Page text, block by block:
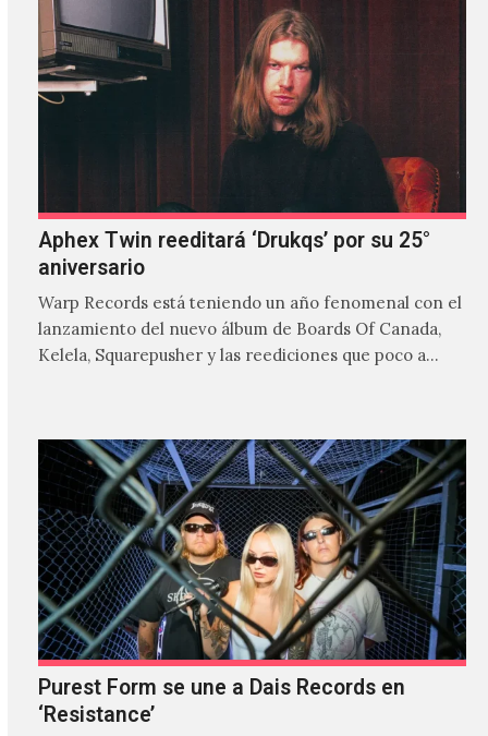
Aphex Twin reeditará ‘Drukqs’ por su 25°
aniversario
Warp Records está teniendo un año fenomenal con el
lanzamiento del nuevo álbum de Boards Of Canada,
Kelela, Squarepusher y las reediciones que poco a…
Purest Form se une a Dais Records en
‘Resistance’